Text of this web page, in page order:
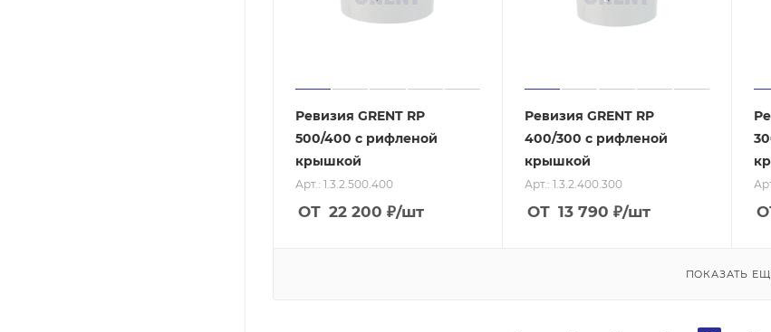
Ревизия GRENT RP
500/400 с рифленой
крышкой
Арт.: 1.3.2.500.400
ОТ 22 200 ₽/шт
Ревизия GRENT RP
400/300 с рифленой
крышкой
Арт.: 1.3.2.400.300
ОТ 13 790 ₽/шт
ПОКАЗАТЬ